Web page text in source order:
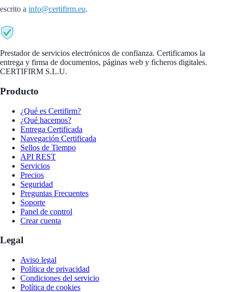
escrito a info@certifirm.eu.
Prestador de servicios electrónicos de confianza. Certificamos la
entrega y firma de documentos, páginas web y ficheros digitales.
CERTIFIRM S.L.U.
Producto
¿Qué es Certifirm?
¿Qué hacemos?
Entrega Certificada
Navegación Certificada
Sellos de Tiempo
API REST
Servicios
Precios
Seguridad
Preguntas Frecuentes
Soporte
Panel de control
Crear cuenta
Legal
Aviso legal
Política de privacidad
Condiciones del servicio
Política de cookies